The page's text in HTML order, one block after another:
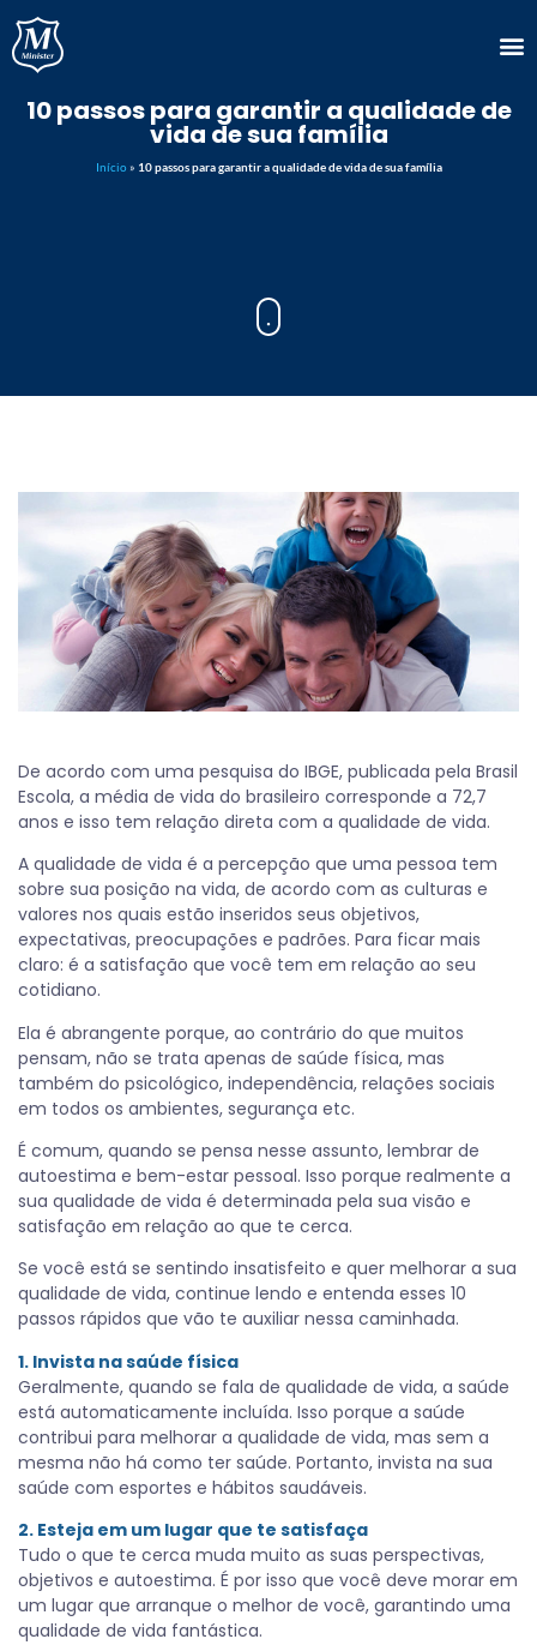
10 passos para garantir a qualidade de
vida de sua família
Início » 10 passos para garantir a qualidade de vida de sua família
De acordo com uma pesquisa do IBGE, publicada pela Brasil
Escola, a média de vida do brasileiro corresponde a 72,7
anos e isso tem relação direta com a qualidade de vida.
A qualidade de vida é a percepção que uma pessoa tem
sobre sua posição na vida, de acordo com as culturas e
valores nos quais estão inseridos seus objetivos,
expectativas, preocupações e padrões. Para ficar mais
claro: é a satisfação que você tem em relação ao seu
cotidiano.
Ela é abrangente porque, ao contrário do que muitos
pensam, não se trata apenas de saúde física, mas
também do psicológico, independência, relações sociais
em todos os ambientes, segurança etc.
É comum, quando se pensa nesse assunto, lembrar de
autoestima e bem-estar pessoal. Isso porque realmente a
sua qualidade de vida é determinada pela sua visão e
satisfação em relação ao que te cerca.
Se você está se sentindo insatisfeito e quer melhorar a sua
qualidade de vida, continue lendo e entenda esses 10
passos rápidos que vão te auxiliar nessa caminhada.
1. Invista na saúde física
Geralmente, quando se fala de qualidade de vida, a saúde
está automaticamente incluída. Isso porque a saúde
contribui para melhorar a qualidade de vida, mas sem a
mesma não há como ter saúde. Portanto, invista na sua
saúde com esportes e hábitos saudáveis.
2. Esteja em um lugar que te satisfaça
Tudo o que te cerca muda muito as suas perspectivas,
objetivos e autoestima. É por isso que você deve morar em
um lugar que arranque o melhor de você, garantindo uma
qualidade de vida fantástica.